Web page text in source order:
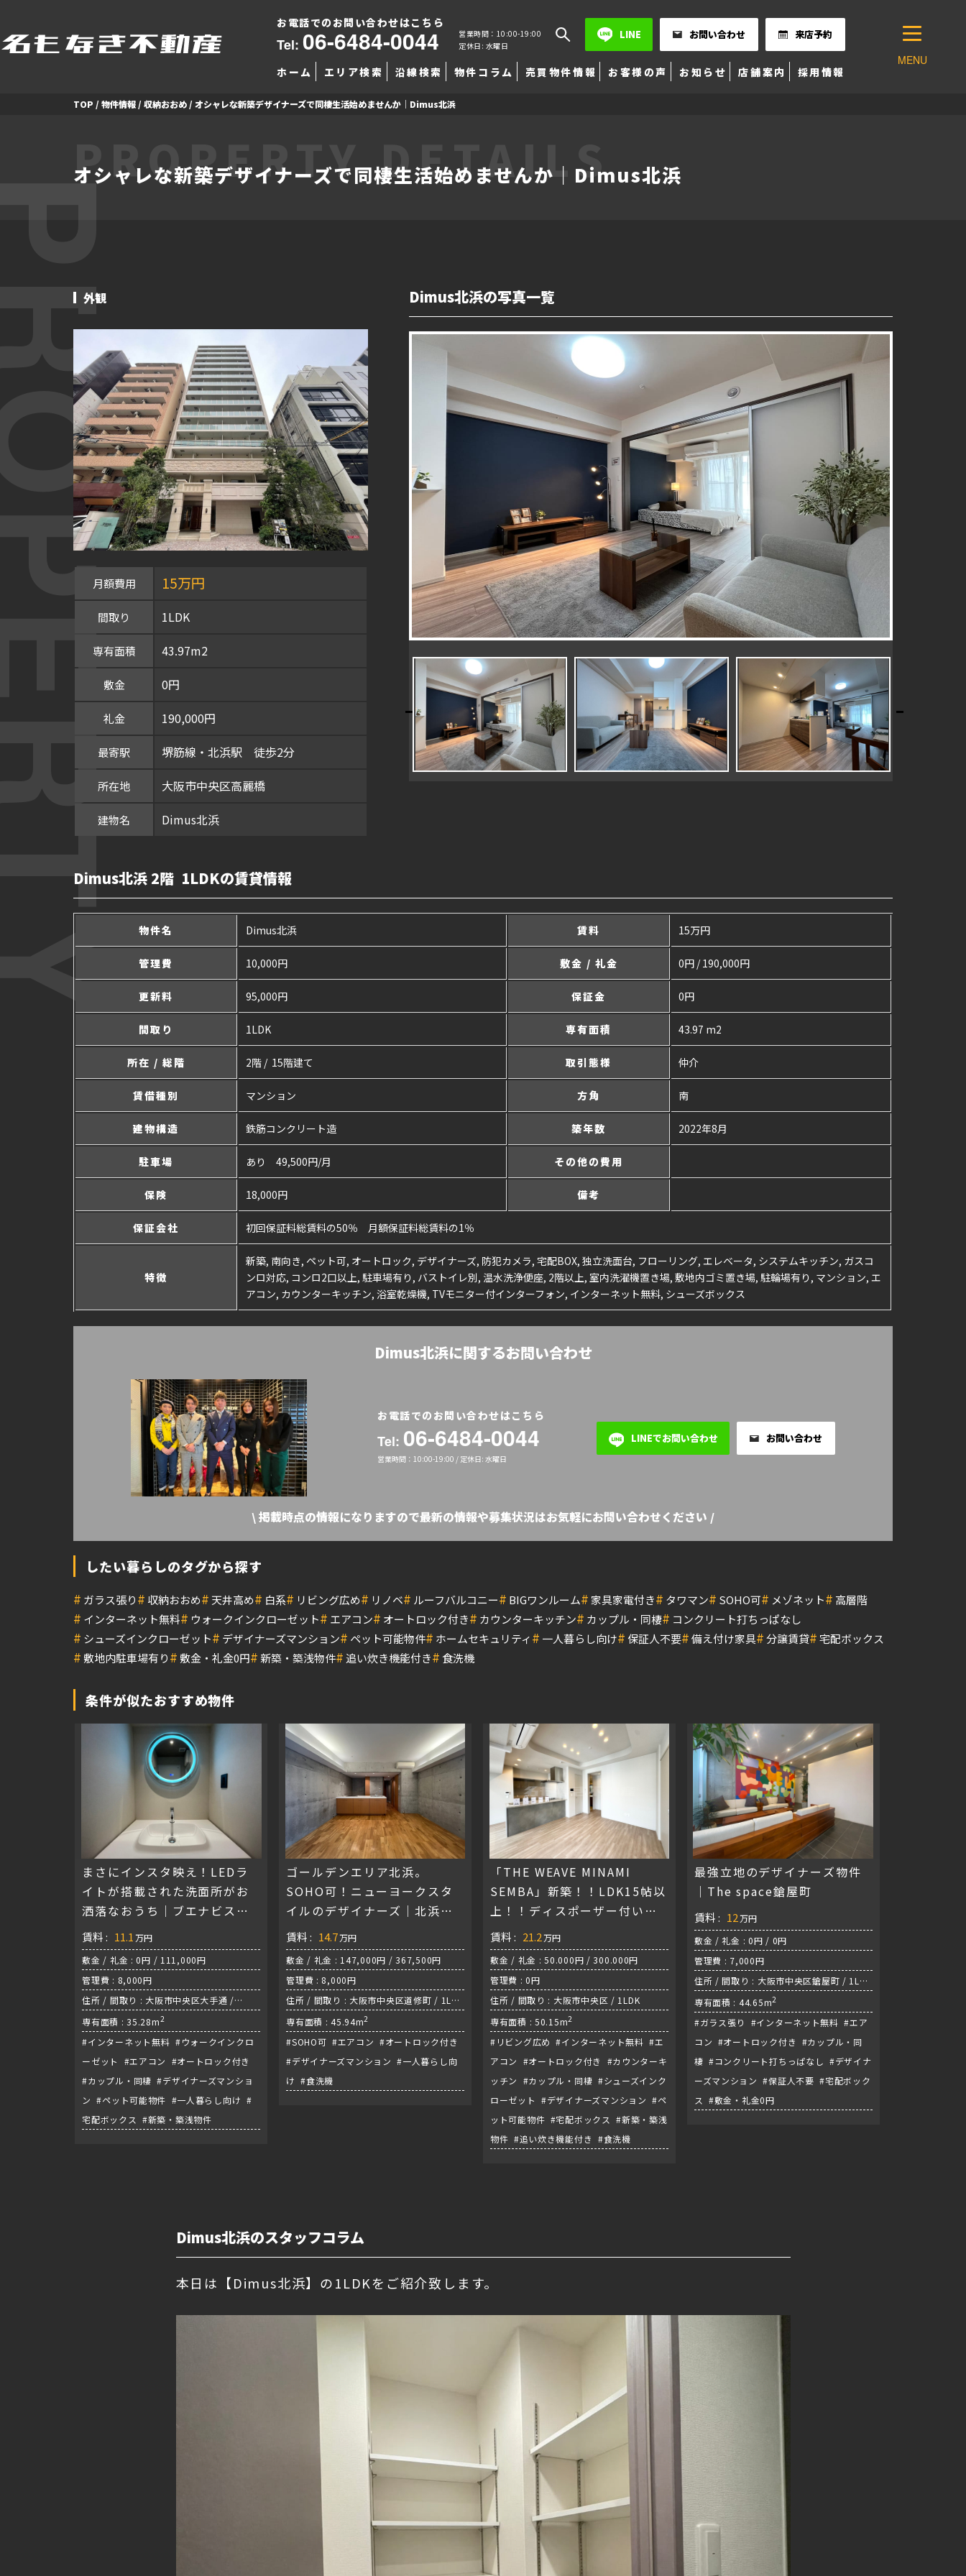
お電話でのお問い合わせはこちら
Tel: 06-6484-0044
営業時間：10:00-19:00
定休日: 水曜日
LINE お問い合わせ 来店予約
ホーム エリア検索 沿線検索 物件コラム 売買物件情報 お客様の声 お知らせ 店舗案内 採用情報
MENU
TOP / 物件情報 / 収納おおめ / オシャレな新築デザイナーズで同棲生活始めませんか｜Dimus北浜
PROPERTY DETAILS
オシャレな新築デザイナーズで同棲生活始めませんか｜Dimus北浜
外観
月額費用 15万円
間取り 1LDK
専有面積 43.97m2
敷金 0円
礼金 190,000円
最寄駅 堺筋線・北浜駅 徒歩2分
所在地 大阪市中央区高麗橋
建物名 Dimus北浜
Dimus北浜の写真一覧
Dimus北浜 2階 1LDKの賃貸情報
物件名 Dimus北浜 賃料 15万円
管理費 10,000円 敷金 / 礼金 0円 / 190,000円
更新料 95,000円 保証金 0円
間取り 1LDK 専有面積 43.97 m2
所在 / 総階 2階 / 15階建て 取引態様 仲介
賃借種別 マンション 方角 南
建物構造 鉄筋コンクリート造 築年数 2022年8月
駐車場 あり 49,500円/月 その他の費用
保険 18,000円 備考
保証会社 初回保証料総賃料の50％ 月額保証料総賃料の1％
特徴
新築, 南向き, ペット可, オートロック, デザイナーズ, 防犯カメラ, 宅配BOX, 独立洗面台, フローリング, エレベータ, システムキッチン, ガスコ
ンロ対応, コンロ2口以上, 駐車場有り, バストイレ別, 温水洗浄便座, 2階以上, 室内洗濯機置き場, 敷地内ゴミ置き場, 駐輪場有り, マンション, エ
アコン, カウンターキッチン, 浴室乾燥機, TVモニター付インターフォン, インターネット無料, シューズボックス
Dimus北浜に関するお問い合わせ
お電話でのお問い合わせはこちら
Tel: 06-6484-0044
営業時間：10:00-19:00 / 定休日: 水曜日
LINEでお問い合わせ お問い合わせ
\ 掲載時点の情報になりますので最新の情報や募集状況はお気軽にお問い合わせください /
したい暮らしのタグから探す
# ガラス張り# 収納おおめ# 天井高め# 白系# リビング広め# リノベ# ルーフバルコニー# BIGワンルーム#家具家電付き# タワマン# SOHO可# メゾネット# 高層階
# インターネット無料# ウォークインクローゼット# エアコン# オートロック付き# カウンターキッチン# カップル・同棲# コンクリート打ちっぱなし
# シューズインクローゼット# デザイナーズマンション# ペット可能物件# ホームセキュリティ# 一人暮らし向け#保証人不要#備え付け家具#分譲賃貸#宅配ボックス
# 敷地内駐車場有り# 敷金・礼金0円#新築・築浅物件#追い炊き機能付き# 食洗機
条件が似たおすすめ物件
まさにインスタ映え！LEDラ
イトが搭載された洗面所がお
洒落なおうち｜ブエナビスタ
大手通
賃料 : 11.1万円
敷金 / 礼金 : 0円 / 111,000円
管理費 : 8,000円
住所 / 間取り : 大阪市中央区大手通 /
1LDK/谷町線『天満橋駅』
専有面積 : 35.28m2
#インターネット無料 #ウォークインクロ
ーゼット #エアコン #オートロック付き
#カップル・同棲 #デザイナーズマンショ
ン #ペット可能物件 #一人暮らし向け #
宅配ボックス #新築・築浅物件
ゴールデンエリア北浜。
SOHO可！ニューヨークスタ
イルのデザイナーズ｜北浜ク
ラフト
賃料 : 14.7万円
敷金 / 礼金 : 147,000円 / 367,500円
管理費 : 8,000円
住所 / 間取り : 大阪市中央区道修町 / 1LDK
/ 堺筋線『北浜駅』
専有面積 : 45.94m2
#SOHO可 #エアコン #オートロック付き
#デザイナーズマンション #一人暮らし向
け #食洗機
「THE WEAVE MINAMI
SEMBA」新築！！LDK15帖以
上！！ディスポーザー付いて
ます！！
賃料 : 21.2万円
敷金 / 礼金 : 50.000円 / 300.000円
管理費 : 0円
住所 / 間取り : 大阪市中央区 / 1LDK
専有面積 : 50.15m2
#リビング広め #インターネット無料 #エ
アコン #オートロック付き #カウンターキ
ッチン #カップル・同棲 #シューズインク
ローゼット #デザイナーズマンション #ペ
ット可能物件 #宅配ボックス #新築・築浅
物件 #追い炊き機能付き #食洗機
最強立地のデザイナーズ物件
｜The space鎗屋町
賃料 : 12万円
敷金 / 礼金 : 0円 / 0円
管理費 : 7,000円
住所 / 間取り : 大阪市中央区鎗屋町 / 1LDK
/ 谷町線『谷町四丁目駅』
専有面積 : 44.65m2
#ガラス張り #インターネット無料 #エア
コン #オートロック付き #カップル・同
棲 #コンクリート打ちっぱなし #デザイナ
ーズマンション #保証人不要 #宅配ボック
ス #敷金・礼金0円
Dimus北浜のスタッフコラム
本日は【Dimus北浜】の1LDKをご紹介致します。